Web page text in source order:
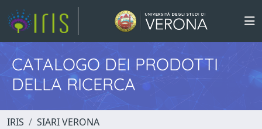
CATALOGO DEI PRODOTTI
DELLA RICERCA
IRIS
SIARI VERONA